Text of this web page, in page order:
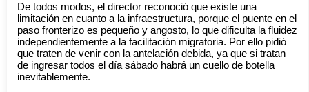
De todos modos, el director reconoció que existe una
limitación en cuanto a la infraestructura, porque el puente en el
paso fronterizo es pequeño y angosto, lo que dificulta la fluidez
independientemente a la facilitación migratoria. Por ello pidió
que traten de venir con la antelación debida, ya que si tratan
de ingresar todos el día sábado habrá un cuello de botella
inevitablemente.